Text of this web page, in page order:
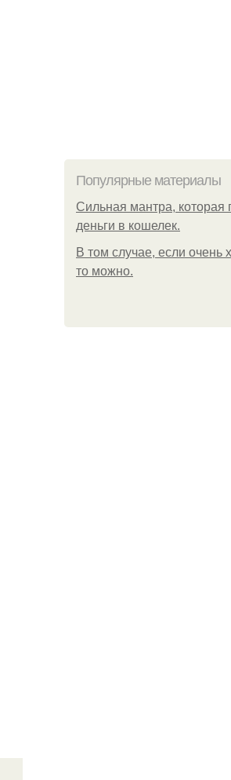
Популярные материалы
Сильная мантра, которая
деньги в кошелек.
В том случае, если очень
то можно.